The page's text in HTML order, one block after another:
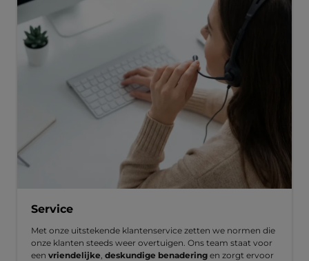
Service
Met onze uitstekende klantenservice zetten we normen die
onze klanten steeds weer overtuigen. Ons team staat voor
een vriendelijke deskundige benadering en zorgt ervoor